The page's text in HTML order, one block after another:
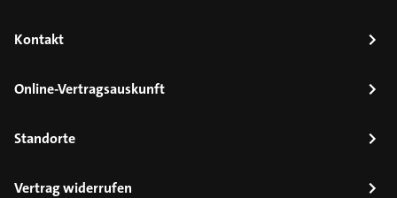
Kontakt
Online-Vertragsauskunft
Standorte
Vertrag widerrufen